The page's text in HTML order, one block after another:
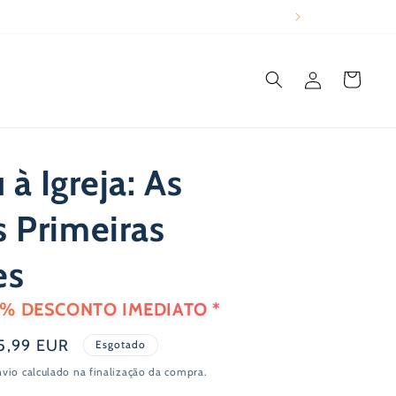
sessão
Carrinho
à Igreja: As
Primeiras
DESCONTO IMEDIATO *
EUR Esgotado
calculado na finalização da compra.